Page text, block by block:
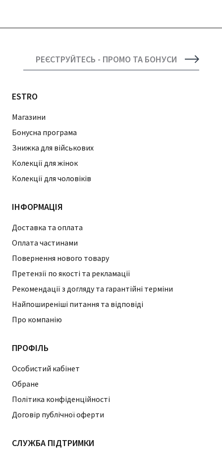
РЕЄСТРУЙТЕСЬ - ПРОМО ТА БОНУСИ
ESTRO
Магазини
Бонусна програма
Знижка для військових
Колекції для жінок
Колекції для чоловіків
ІНФОРМАЦІЯ
Доставка та оплата
Оплата частинами
Повернення нового товару
Претензії по якості та рекламації
Рекомендації з догляду та гарантійні терміни
Найпоширеніші питання та відповіді
Про компанію
ПРОФІЛЬ
Особистий кабінет
Обране
Політика конфіденційності
Договір публічної оферти
СЛУЖБА ПІДТРИМКИ